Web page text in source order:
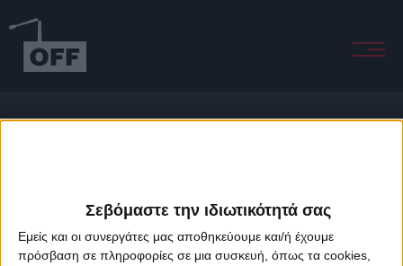
Σεβόμαστε την ιδιωτικότητά σας
Εμείς και οι συνεργάτες μας αποθηκεύουμε και/ή έχουμε
πρόσβαση σε πληροφορίες σε μια συσκευή, όπως τα cookies,